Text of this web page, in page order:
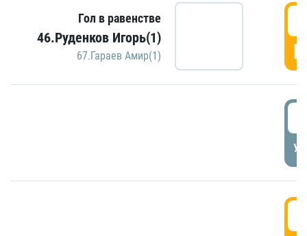
Гол в равенстве
46.Руденков Игорь(1)
67.Гараев Амир(1)